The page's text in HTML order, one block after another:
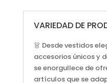
VARIEDAD DE
👗 Desde vestidos
accesorios únicos y
se enorgullece de
artículos que se